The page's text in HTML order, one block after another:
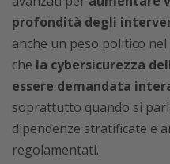
profondità degli
anche un peso politico
che la cybersicurezza
essere demandata
soprattutto quando si
dipendenze stratificate e
regolamentati.